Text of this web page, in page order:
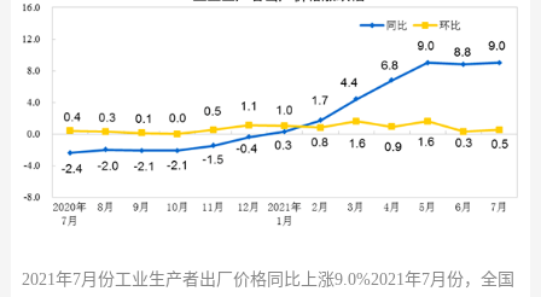
2021年7月份工业生产者出厂价格同比上涨9.0%2021年7月份，全国